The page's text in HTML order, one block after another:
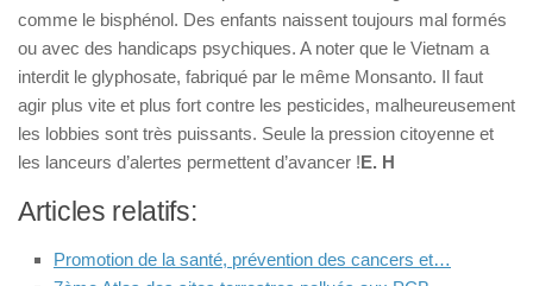
comme le bisphénol. Des enfants naissent toujours mal formés
ou avec des handicaps psychiques. A noter que le Vietnam a
interdit le glyphosate, fabriqué par le même Monsanto. Il faut
agir plus vite et plus fort contre les pesticides, malheureusement
les lobbies sont très puissants. Seule la pression citoyenne et
les lanceurs d’alertes permettent d’avancer !E. H
Articles relatifs:
Promotion de la santé, prévention des cancers et…